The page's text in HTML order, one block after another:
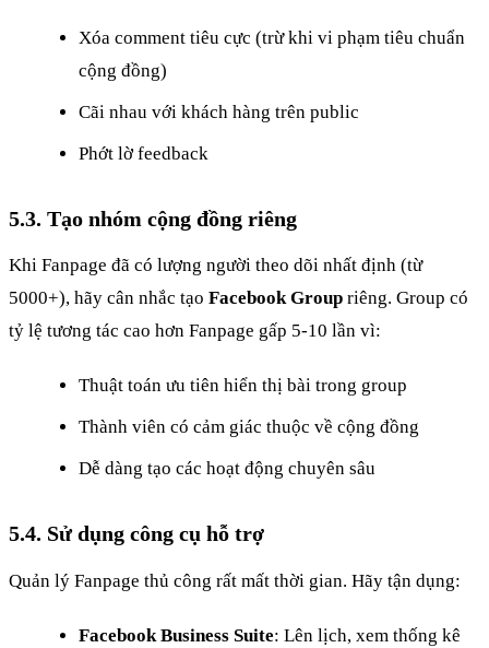
Xóa comment tiêu cực (trừ khi vi phạm tiêu chuẩn
cộng đồng)
Cãi nhau với khách hàng trên public
Phớt lờ feedback
5.3. Tạo nhóm cộng đồng riêng
Khi Fanpage đã có lượng người theo dõi nhất định (từ
5000+), hãy cân nhắc tạo Facebook Group riêng. Group có
tỷ lệ tương tác cao hơn Fanpage gấp 5-10 lần vì:
Thuật toán ưu tiên hiển thị bài trong group
Thành viên có cảm giác thuộc về cộng đồng
Dễ dàng tạo các hoạt động chuyên sâu
5.4. Sử dụng công cụ hỗ trợ
Quản lý Fanpage thủ công rất mất thời gian. Hãy tận dụng:
Facebook Business Suite: Lên lịch, xem thống kê